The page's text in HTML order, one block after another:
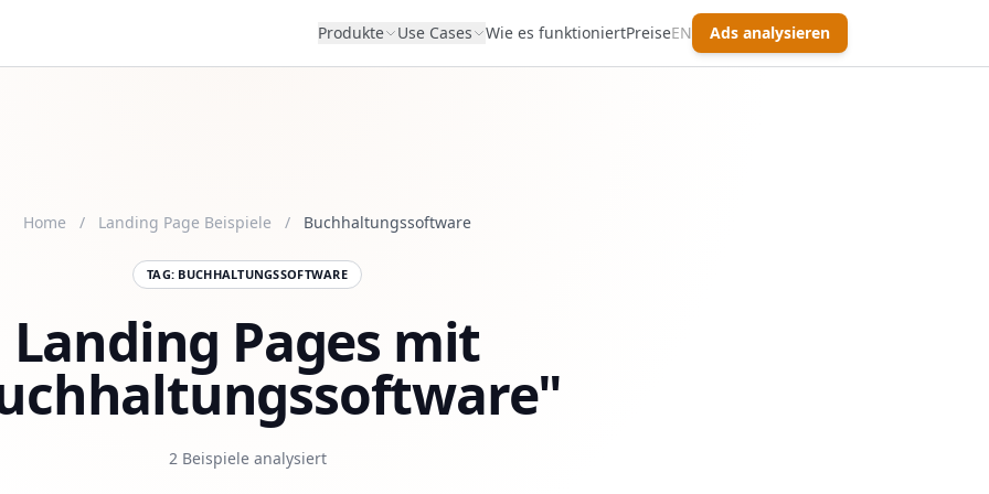
Produkte Use Cases Wie es funktioniertPreiseEN Ads analysieren
Home / Landing Page Beispiele / Buchhaltungssoftware
TAG: BUCHHALTUNGSSOFTWARE
Landing Pages mit
2 Beispiele analysiert